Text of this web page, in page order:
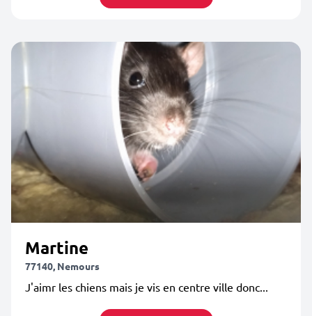
Martine
77140, Nemours
J'aimr les chiens mais je vis en centre ville donc...